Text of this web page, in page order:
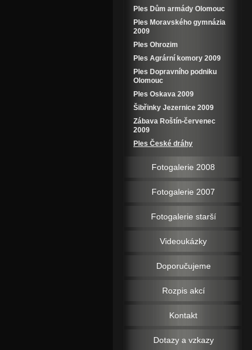
Ples Dům armády Olomouc
Ples Moravského gymnázia
2009
Ples Ohrozim
Ples Agrární komory 2009
Ples Dopravního podniku
Olomouc
Ples Oskava 2009
Šibřinky Jezernice 2009
Zábava Roštín-červenec
2009
Ples České dráhy
Fotogalerie 2008
Fotogalerie 2007
Fotogalerie starší
Videoukázky
Doporučujeme
Rozpis akcí
Kontakt
Dotazy a vzkazy